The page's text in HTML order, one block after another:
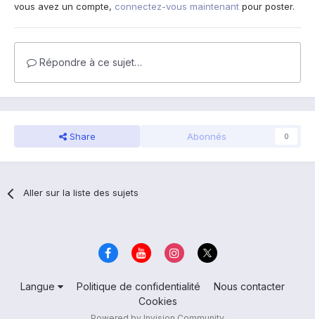
vous avez un compte, connectez-vous maintenant pour poster.
Répondre à ce sujet…
Share Abonnés 0
Aller sur la liste des sujets
Langue Politique de confidentialité
Nous contacter
Cookies